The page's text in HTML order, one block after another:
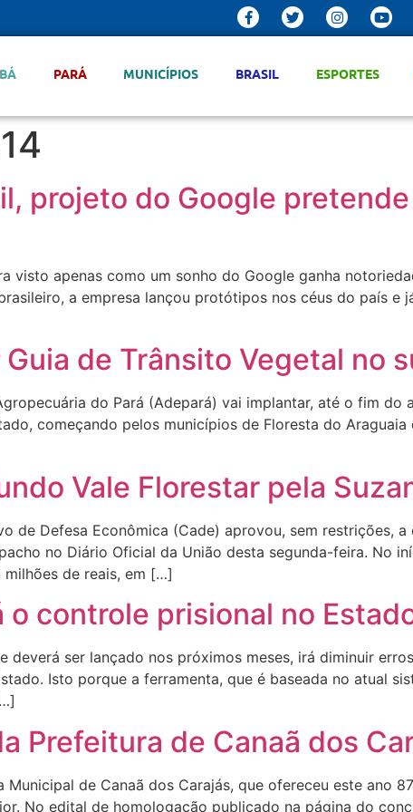
PARÁ MUNICÍPIOS BRASIL ESPORTES
projeto do Google
visto apenas como um sonho do Google ganha
a empresa lançou protótipos nos céus do país e
de Trânsito Vegetal no
do Pará (Adepará) vai implantar, até o fim do
começando pelos municípios de Floresta do
Vale Florestar pela
de Defesa Econômica (Cade) aprovou, sem restrições,
no Diário Oficial da União desta segunda-feira. No
de reais, em […]
controle prisional no
deverá ser lançado nos próximos meses, irá diminuir
Isto porque a ferramenta, que é baseada no atual
Prefeitura de Canaã dos
de Canaã dos Carajás, que ofereceu este ano
No edital de homologação publicado na página do